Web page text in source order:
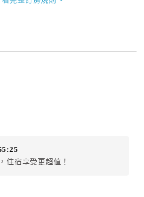
方預定住宿之期間、所需客房房
方合意，依網路售價計費（含稅
除提供住宿外，尚包括（依預訂專
時間）
契約之付款方式依乙方提供方
後，甲方入住前，乙方預收取總
住宿享受更超值！